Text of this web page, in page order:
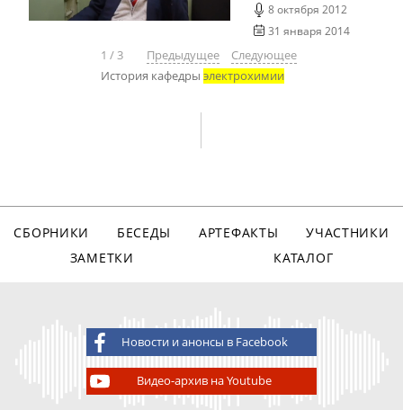
8 октября 2012
31 января 2014
1 /3 Предыдущее
Следующее
История кафедры электрохимии
СБОРНИКИ БЕСЕДЫ АРТЕФАКТЫ
УЧАСТНИКИ
ЗАМЕТКИ
КАТАЛОГ
Новости и анонсы в Facebook
Видео-архив на Youtube